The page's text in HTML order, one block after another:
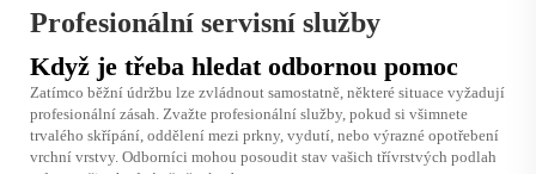
Profesionální servisní služby
Když je třeba hledat odbornou pomoc
Zatímco běžní údržbu lze zvládnout samostatně, některé situace vyžadují
profesionální zásah. Zvažte profesionální služby, pokud si všimnete
trvalého skřípání, oddělení mezi prkny, vydutí, nebo výrazné opotřebení
vrchní vrstvy. Odborníci mohou posoudit stav vašich třívrstvých podlah